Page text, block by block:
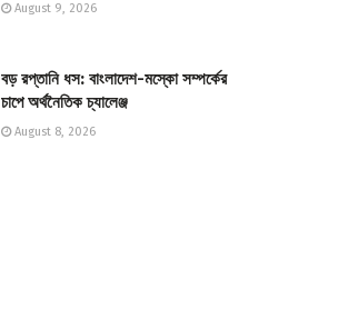
August 9, 2026
বড় রপ্তানি ধস: বাংলাদেশ-মস্কো সম্পর্কের
চাপে অর্থনৈতিক চ্যালেঞ্জ
August 8, 2026